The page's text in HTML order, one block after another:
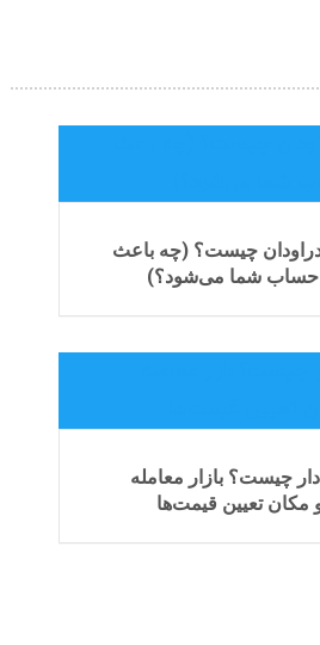
چیست؟ (چه باعث
شما می‌شود؟)
چیست؟ بازار معامله
مکان تعیین قیمت‌ها